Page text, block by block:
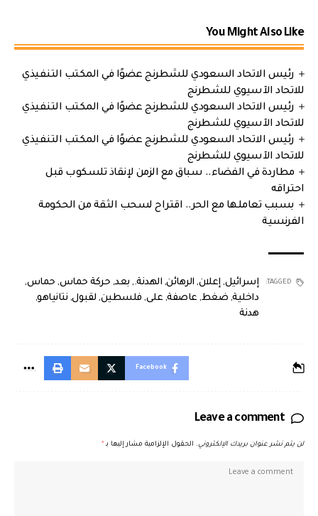
You Might Also Like
رئيس الاتحاد السعودي للشطرنج عضوًا في المكتب التنفيذي
للاتحاد الآسيوي للشطرنج
رئيس الاتحاد السعودي للشطرنج عضوًا في المكتب التنفيذي
للاتحاد الآسيوي للشطرنج
رئيس الاتحاد السعودي للشطرنج عضوًا في المكتب التنفيذي
للاتحاد الآسيوي للشطرنج
مطاردة في الفضاء.. سباق مع الزمن لإنقاذ تلسكوب قبل
احتراقه
بسبب تعاملها مع الحر.. اقتراح لسحب الثقة من الحكومة
الفرنسية
TAGGED: إسرائيل, إعلان, الرهائن, الهدنة., بعد, حركة حماس, حماس,
داخلية, ضغط, عاصفة, على, فلسطين, لقبول, نتانياهو,
هدنة
Facebook
Leave a comment
لن يتم نشر عنوان بريدك الإلكتروني. الحقول الإلزامية مشار إليها بـ *